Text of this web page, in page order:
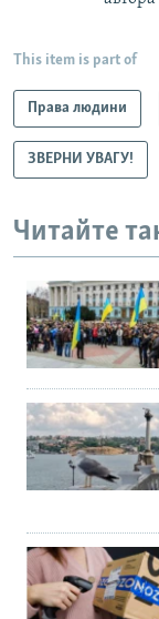
This item is part of
Права людини
ЗВЕРНИ УВАГУ!
Читайте